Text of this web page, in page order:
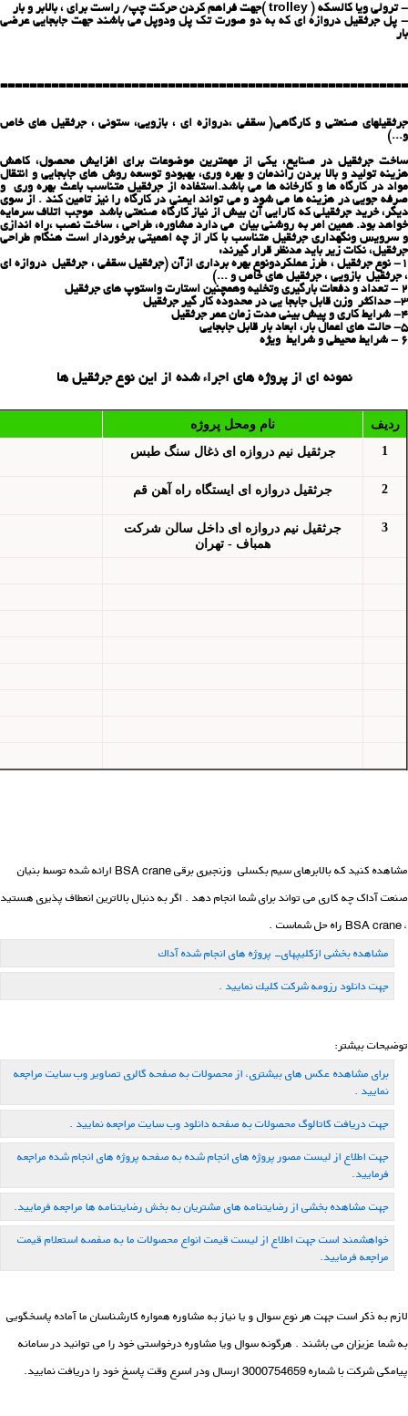
- ترولی ویا كالسكه ( trolley )جهت فراهم کردن حرکت چپ/ راست برای ، بالابر و بار
- پل جرثقیل دروازه ای كه به دو صورت تك پل ودوپل می باشند جهت جابجایی عرضی
بار
جرثقیلهای صنعتی و كارگاهی( سقفی ،دروازه ای ، بازویی، ستونی ، جرثقیل های خاص
و...)
ساخت جرثقیل در صنایع، یکی از مهمترین موضوعات برای افزایش محصول، کاهش
هزینه تولید و بالا بردن راندمان و بهره وری، بهبودو توسعه روش های جابجایی و انتقال
مواد در کارگاه ها و کارخانه ها می باشد.استفاده از جرثقیل متناسب باعث بهره وری و
صرفه جویی در هزینه ها می شود و می تواند ایمنی در کارگاه را نیز تامین کند . از سوی
دیگر، خرید جرثقیلی که کارایی آن بیش از نیاز کارگاه صنعتی باشد موجب اتلاف سرمایه
خواهد بود. همین امر به روشنی بیان می دارد مشاوره، طراحی ، ساخت نصب ،راه اندازی
و سرویس ونگهداری جرثقیل متناسب با کار از چه اهمیتی برخوردار است هنگام طراحی
جرثقیل، نکات زیر باید مدنظر قرار گیرند:
1- نوع جرثقیل ، طرز عملکردونوع بهره برداری ازآن (جرثقیل سقفی ، جرثقیل دروازه ای
، جرثقیل بازویی ، جرثقیل های خاص و ...)
2 - تعداد و دفعات بارگیری وتخلیه وهمچنین استارت واستوپ های جرثقیل
3- حداکثر وزن قابل جابجا یی در محدوده كار گیر جرثقیل
4- شرایط کاری و پیش بینی مدت زمان عمر جرثقیل
5- حالت های اعمال بار، ابعاد بار قابل جابجایی
6 - شرایط محیطی و شرایط ویژه
نمونه ای از پروژه های اجراء شده از این نوع جرثقیل ها
ردیف
نام ومحل پروژه
1
جرثقيل نيم دروازه ای ذغال سنگ طبس
2 جرثقيل دروازه ای ايستگاه راه آهن قم
3
جرثقيل نيم دروازه ای داخل سالن شركت
همباف - تهران
مشاهده کنید که بالابرهای سیم بکسلی وزنجیری برقی BSA crane ارائه شده توسط بنیان
صنعت آداک چه کاری می تواند برای شما انجام دهد . اگر به دنبال بالاترین انعطاف پذیری هستید
، BSA crane راه حل شماست .
مشاهده بخشی ازكلیپهای- پروژه های انجام شده آداك
جهت دانلود رزومه شركت كلیك نمایید .
توضیحات بیشتر:
برای مشاهده عکس های بیشتری، از محصولات به صفحه گالری تصاویر وب سایت مراجعه
نمایید .
جهت دریافت کاتالوگ محصولات به صفحه دانلود وب سایت مراجعه نمایید .
جهت اطلاع از لیست مصور پروژه های انجام شده به صفحه پروژه های انجام شده مراجعه
فرمایید.
جهت مشاهده بخشی از رضایتنامه های مشتریان به بخش رضایتنامه ها مراجعه فرمایید.
خواهشمند است جهت اطلاع از لیست قیمت انواع محصولات ما به صفصه استعلام قیمت
مراجعه فرمایید.
لازم به ذکر است جهت هر نوع سوال و یا نیاز به مشاوره همواره کارشناسان ما آماده پاسخگویی
به شما عزیزان می باشند . هرگونه سوال ویا مشاوره درخواستی خود را می توانید در سامانه
پیامكی شركت با شماره 3000754659 ارسال ودر اسرع وقت پاسخ خود را دریافت نمایید.